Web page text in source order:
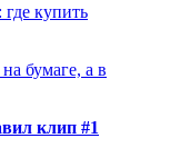
купить
бумаге, а в
клип #1